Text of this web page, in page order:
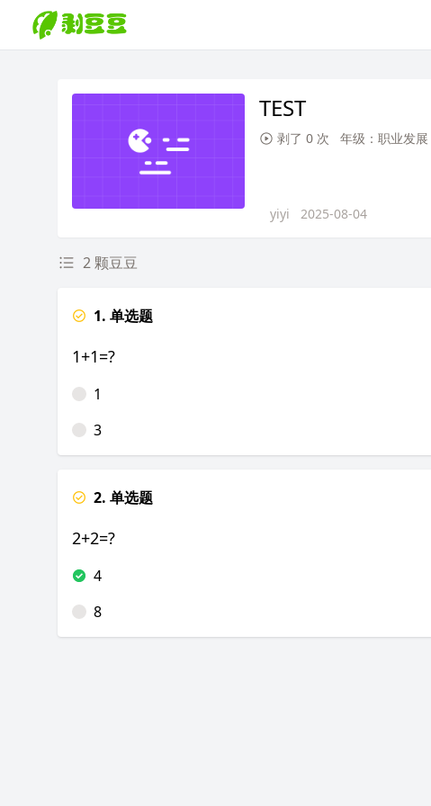
TEST
剥了 0 次 年级：职业发展
yiyi 2025-08-04
2 颗豆豆
1. 单选题
1+1=?
1
3
2. 单选题
2+2=?
4
8